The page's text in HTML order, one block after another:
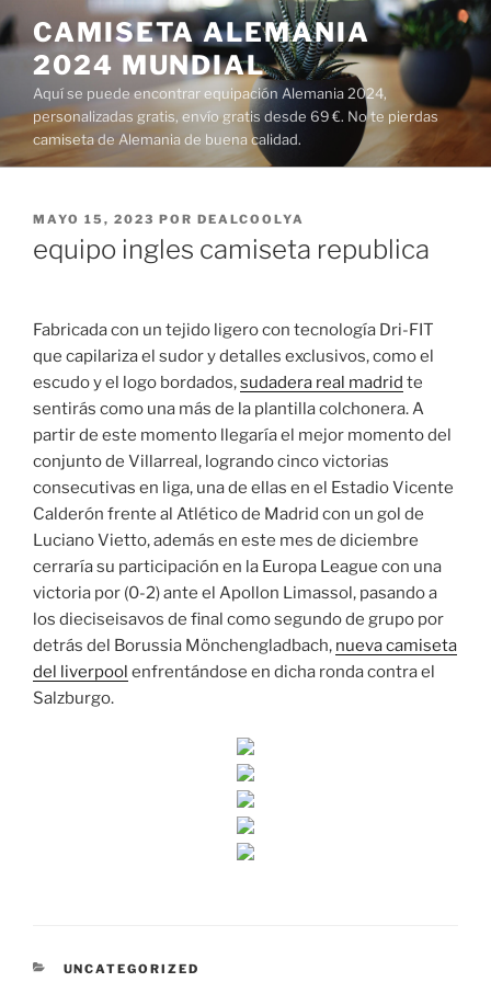
Saltar
al
contenido
CAMISETA ALEMANIA
2024 MUNDIAL
Aquí se puede encontrar equipación Alemania 2024,
personalizadas gratis, envío gratis desde 69 €. No te pierdas
camiseta de Alemania de buena calidad.
PUBLICADO
MAYO 15, 2023 POR DEALCOOLYA
equipo ingles camiseta republica
Fabricada con un tejido ligero con tecnología Dri-FIT
que capilariza el sudor y detalles exclusivos, como el
escudo y el logo bordados,sudadera real madrid te
sentirás como una más de la plantilla colchonera. A
partir de este momento llegaría el mejor momento del
conjunto de Villarreal, logrando cinco victorias
consecutivas en liga, una de ellas en el Estadio Vicente
Calderón frente al Atlético de Madrid con un gol de
Luciano Vietto, además en este mes de diciembre
cerraría su participación en la Europa League con una
victoria por (0-2) ante el Apollon Limassol, pasando a
los dieciseisavos de final como segundo de grupo por
detrás del Borussia Mönchengladbach, nueva camiseta
del liverpool enfrentándose en dicha ronda contra el
Salzburgo.
CATEGORÍAS
UNCATEGORIZED